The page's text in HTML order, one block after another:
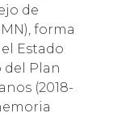
de
forma
Estado
del Plan
(2018-